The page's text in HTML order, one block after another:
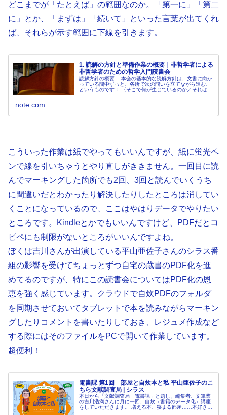
どこまでが「たとえば」の範囲なのか。「第一に」「第二
に」とか、「まずは」「続いて」といった言葉が出てくれ
ば、それらが示す範囲に下線を引きます。
1. 読解の方針と準備作業の概要｜非哲学者による
非哲学者のための哲学入門読書会
読解方針の概要 本会の基本的な読解方針は、文書に向か
っている間中ずっと、各所で次の問いを立てながら進む、
というものです： 〈そこで何が生じているのか／それは如
note.com
こういった作業は紙でやってもいいんですが、紙に蛍光ペ
ンで線を引いちゃうとやり直しがききません。一回目に読
んでマーキングした箇所でも2回、3回と読んでいくうち
に間違いだとわかったり解決したりしたところは消してい
くことになっているので、ここはやはりデータでやりたい
ところです。Kindleとかでもいいんですけど、PDFだとコ
ピペにも制限がないところがいいんですよね。
ぼくは吉川さんが出演している平山亜佐子さんのシラス番
組の影響を受けてちょっとずつ自宅の蔵書のPDF化を進
めてるのですが、特にこの読書会についてはPDF化の恩
恵を強く感じています。クラウドで自炊PDFのフォルダ
を同期させておいてタブレットで本を読みながらマーキン
グしたりコメントを書いたりしておき、レジュメ作成など
する際にはそのファイルをPCで開いて作業しています。
超便利！
電書課 第1回 部屋と自炊本と私 平山亜佐子のこ
ちら文献調査局 | シラス
本日から「文献調査局 電書課」と題し、編集者、文筆業
の吉川浩満さんに月に一回、自炊（書籍のデータ化）講座
をしていただきます。 増える本、狭まる部屋……本好きな